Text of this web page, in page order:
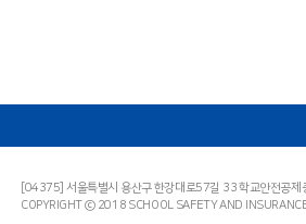
[04375] 서울특별시 용산구 한강대로57길 33 학교안전공제
COPYRIGHT ⓒ 2018 SCHOOL SAFETY AND